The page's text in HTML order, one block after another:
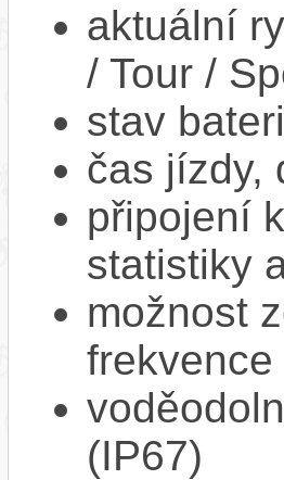
aktuální
/ Tour /
stav
čas jízdy,
připojení
statistiky
možnost
(IP67)